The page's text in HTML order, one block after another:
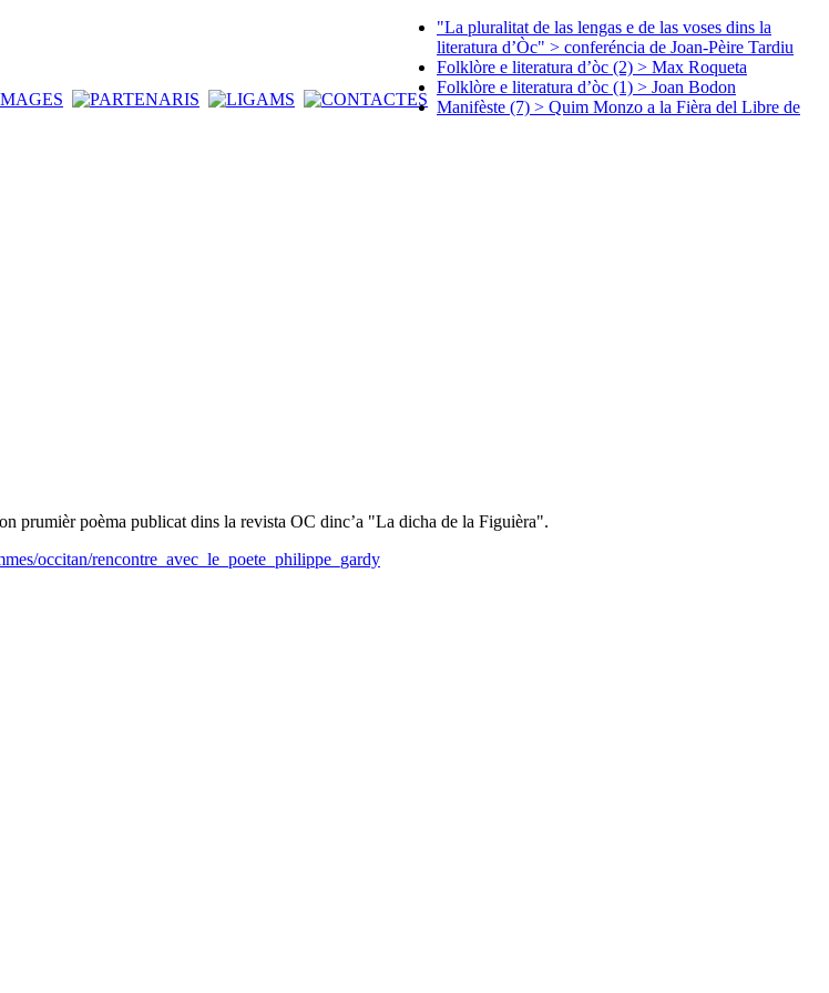
"La pluralitat de las lengas e de las voses dins la
literatura d’Òc" > conferéncia de Joan-Pèire Tardiu
Folklòre e literatura d’òc (2) > Max Roqueta
Folklòre e literatura d’òc (1) > Joan Bodon
Manifèste (7) > Quim Monzo a la Fièra del Libre de
prumièr poèma publicat dins la revista OC dinc’a "La dicha de la Figuièra".
occitan/rencontre_avec_le_poete_philippe_gardy